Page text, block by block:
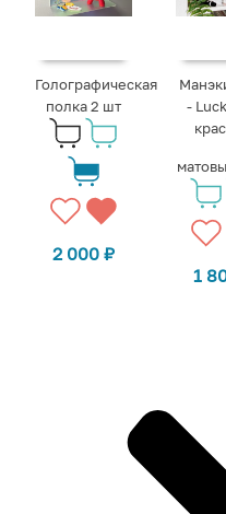
Голографическая
полка 2 шт
2 000₽
-
1